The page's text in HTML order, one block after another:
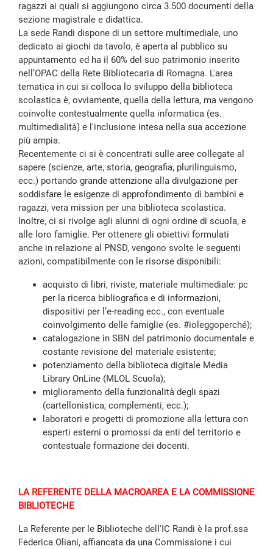
ragazzi ai quali si aggiungono circa 3.500 documenti della
sezione magistrale e didattica.
La sede Randi dispone di un settore multimediale, uno
dedicato ai giochi da tavolo, è aperta al pubblico su
appuntamento ed ha il 60% del suo patrimonio inserito
nell’OPAC della Rete Bibliotecaria di Romagna. L'area
tematica in cui si colloca lo sviluppo della biblioteca
scolastica è, ovviamente, quella della lettura, ma vengono
coinvolte contestualmente quella informatica (es.
multimedialità) e l'inclusione intesa nella sua accezione
più ampia.
Recentemente ci si è concentrati sulle aree collegate al
sapere (scienze, arte, storia, geografia, plurilinguismo,
ecc.) portando grande attenzione alla divulgazione per
soddisfare le esigenze di approfondimento di bambini e
ragazzi, vera mission per una biblioteca scolastica.
Inoltre, ci si rivolge agli alunni di ogni ordine di scuola, e
alle loro famiglie. Per ottenere gli obiettivi formulati
anche in relazione al PNSD, vengono svolte le seguenti
azioni, compatibilmente con le risorse disponibili:
acquisto di libri, riviste, materiale multimediale: pc
per la ricerca bibliografica e di informazioni,
dispositivi per l’e-reading ecc., con eventuale
coinvolgimento delle famiglie (es. #ioleggoperché);
catalogazione in SBN del patrimonio documentale e
costante revisione del materiale esistente;
potenziamento della biblioteca digitale Media
Library OnLine (MLOL Scuola);
miglioramento della funzionalità degli spazi
(cartellonistica, complementi, ecc.);
laboratori e progetti di promozione alla lettura con
esperti esterni o promossi da enti del territorio e
contestuale formazione dei docenti.
LA REFERENTE DELLA MACROAREA E LA COMMISSIONE
BIBLIOTECHE
La Referente per le Biblioteche dell'IC Randi è la prof.ssa
Federica Oliani, affiancata da una Commissione i cui